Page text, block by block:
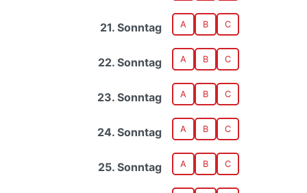
21. Sonntag A B C
22. Sonntag A B C
23. Sonntag A B C
24. Sonntag A B C
25. Sonntag A B C